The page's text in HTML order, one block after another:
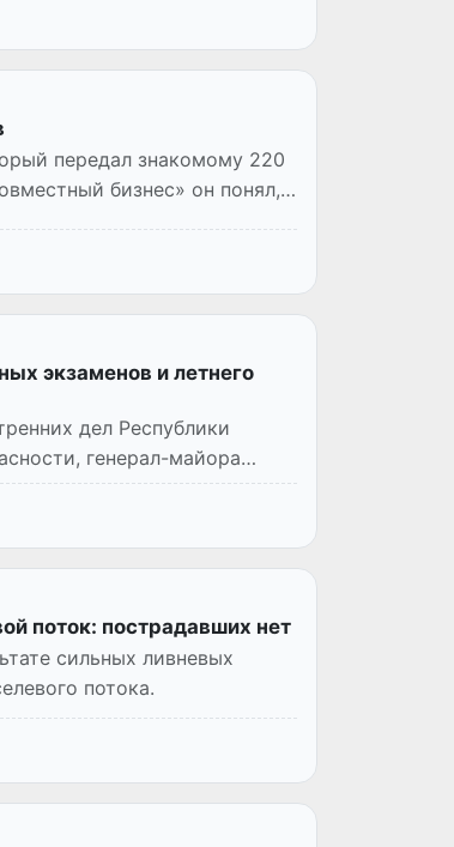
передал знакомому 220
бизнес» он понял,
экзаменов и летнего
дел Республики
генерал-майора
поток: пострадавших нет
сильных ливневых
потока.